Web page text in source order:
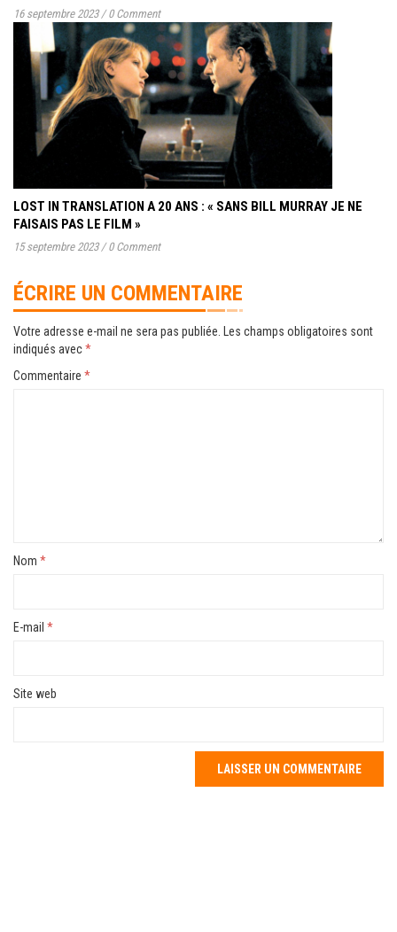
16 septembre 2023 / 0 Comment
LOST IN TRANSLATION A 20 ANS : « SANS BILL MURRAY JE NE
FAISAIS PAS LE FILM »
15 septembre 2023 / 0 Comment
ÉCRIRE UN COMMENTAIRE
Votre adresse e-mail ne sera pas publiée.
Les champs obligatoires sont
indiqués avec*
Commentaire *
Nom *
E-mail *
Site web